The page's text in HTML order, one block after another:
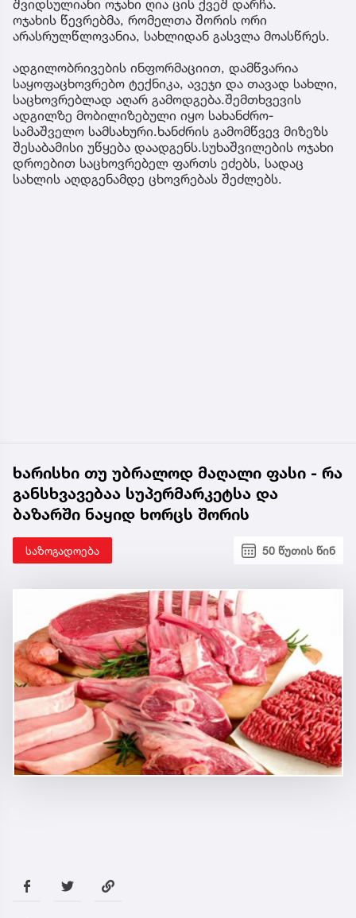
შვიდსულიანი ოჯახი ღია ცის ქვეშ დარჩა.
ოჯახის წევრებმა, რომელთა შორის ორი
არასრულწლოვანია, სახლიდან გასვლა მოასწრეს.
ადგილობრივების ინფორმაციით, დამწვარია
საყოფაცხოვრებო ტექნიკა, ავეჯი და თავად სახლი,
საცხოვრებლად აღარ გამოდგება.შემთხვევის
ადგილზე მობილიზებული იყო სახანძრო-
სამაშველო სამსახური.ხანძრის გამომწვევ მიზეზს
შესაბამისი უწყება დაადგენს.სუხაშვილების ოჯახი
დროებით საცხოვრებელ ფართს ეძებს, სადაც
სახლის აღდგენამდე ცხოვრებას შეძლებს.
ხარისხი თუ უბრალოდ მაღალი ფასი - რა
განსხვავებაა სუპერმარკეტსა და
ბაზარში ნაყიდ ხორცს შორის
საზოგადოება 50 წუთის წინ